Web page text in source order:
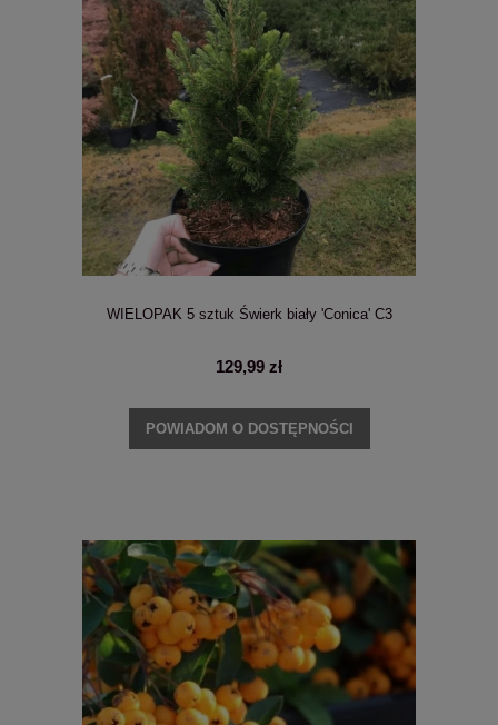
WIELOPAK 5 sztuk Świerk biały 'Conica' C3
129,99 zł
POWIADOM O DOSTĘPNOŚCI